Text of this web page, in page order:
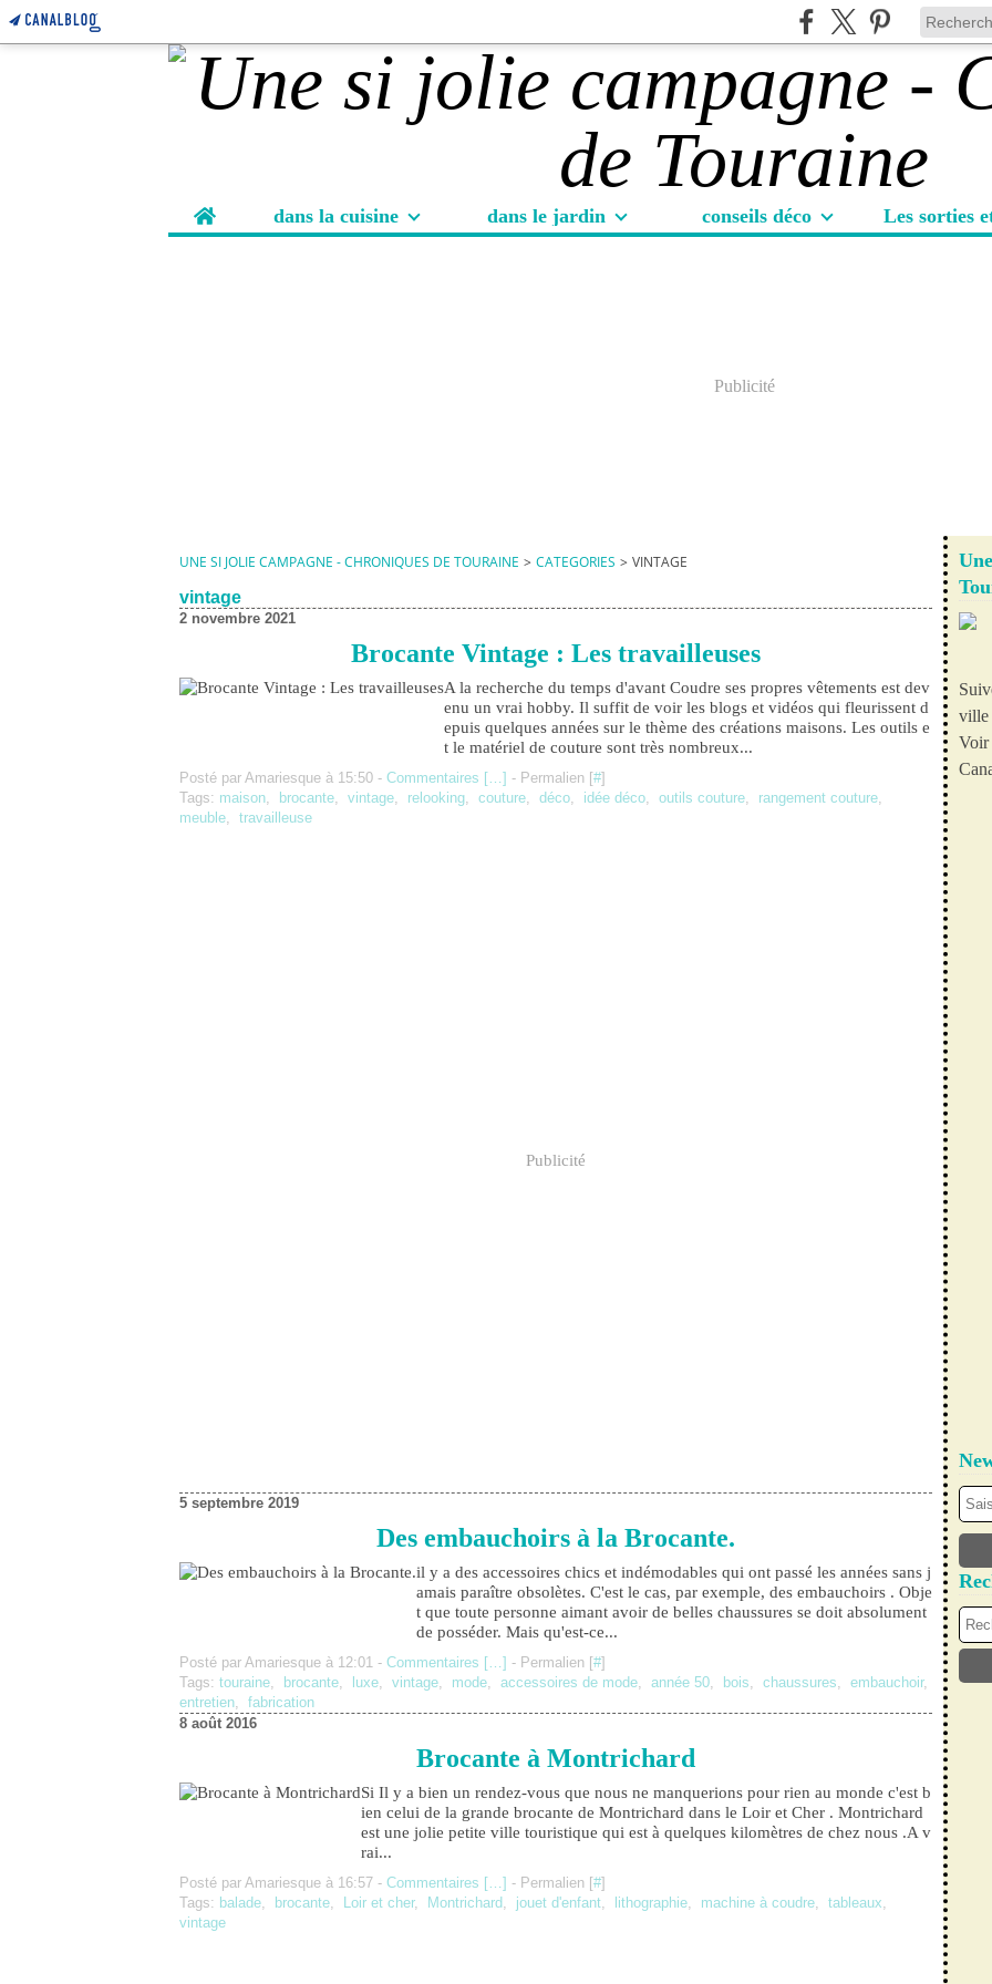
Home dans la cuisine dans le jardin conseils déco
Publicité
UNE SI JOLIE CAMPAGNE - CHRONIQUES DE TOURAINE > CATEGORIES > VINTAGE
vintage
2 novembre 2021
Brocante Vintage : Les travailleuses
A la recherche du temps d'avant Coudre ses propres vêtements est dev
enu un vrai hobby. Il suffit de voir les blogs et vidéos qui fleurissent d
epuis quelques années sur le thème des créations maisons. Les outils e
t le matériel de couture sont très nombreux...
Posté par Amariesque à 15:50 - Commentaires […] - Permalien [#]
Tags: maison, brocante, vintage, relooking, couture, déco, idée déco, outils couture, rangement couture,
meuble, travailleuse
Publicité
5 septembre 2019
Des embauchoirs à la Brocante.
il y a des accessoires chics et indémodables qui ont passé les années sans j
amais paraître obsolètes. C'est le cas, par exemple, des embauchoirs . Obje
t que toute personne aimant avoir de belles chaussures se doit absolument
de posséder. Mais qu'est-ce...
Posté par Amariesque à 12:01 - Commentaires […] - Permalien [#]
Tags: touraine, brocante, luxe, vintage, mode, accessoires de mode, année 50, bois, chaussures, embauchoir,
entretien, fabrication
8 août 2016
Brocante à Montrichard
Si Il y a bien un rendez-vous que nous ne manquerions pour rien au monde c'est b
ien celui de la grande brocante de Montrichard dans le Loir et Cher . Montrichard
est une jolie petite ville touristique qui est à quelques kilomètres de chez nous .A v
rai...
Posté par Amariesque à 16:57 - Commentaires […] - Permalien [#]
Tags: balade, brocante, Loir et cher, Montrichard, jouet d'enfant, lithographie, machine à coudre, tableaux,
vintage
ville
Voir